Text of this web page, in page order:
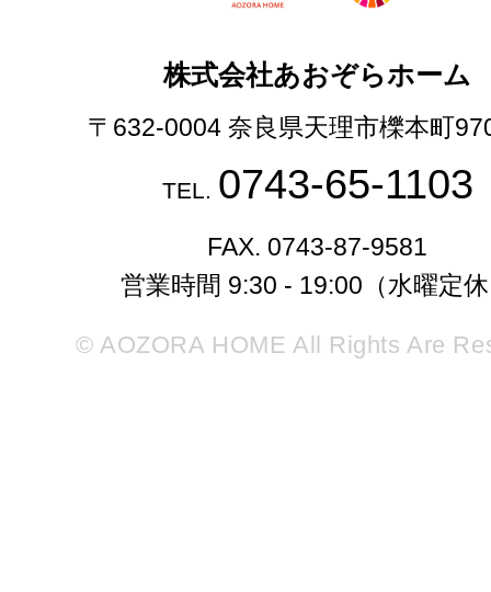
株式会社あおぞらホーム
〒632-0004 奈良県天理市櫟本町
TEL. 0743-65-1103
FAX. 0743-87-9581
営業時間 9:30 - 19:00（水曜定
© AOZORA HOME All Rights Are